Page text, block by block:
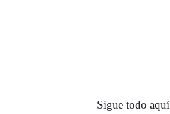
Sigue todo aquí